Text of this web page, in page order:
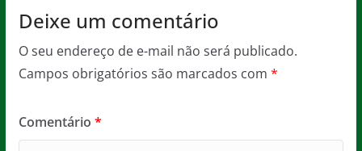
Deixe um comentário
O seu endereço de e-mail não será publicado.
Campos obrigatórios são marcados com *
Comentário *